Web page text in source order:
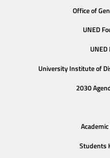
Office of
UNED
University Institute of
2030
Students